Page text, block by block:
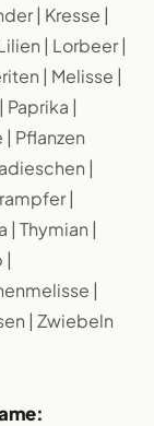
| Kresse |
| Lorbeer |
| Melisse |
Paprika |
Pflanzen
|
|
| Thymian |
|
|
| Zwiebeln